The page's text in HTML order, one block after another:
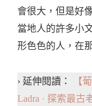
會很大，但是好
當地人的許多小
形色色的人，在
› 延伸閱讀：
【
Ladra · 探索最古